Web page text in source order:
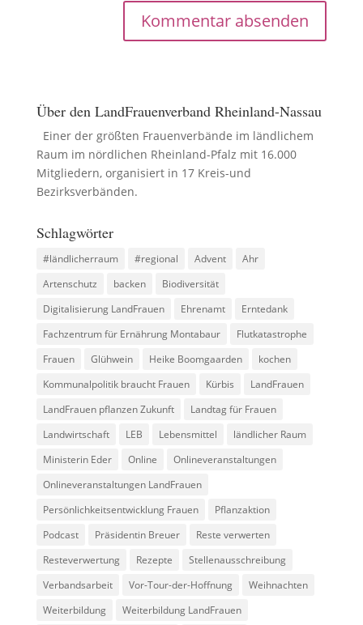
Über den LandFrauenverband Rheinland-Nassau
Einer der größten Frauenverbände im ländlichem
Raum im nördlichen Rheinland-Pfalz mit 16.000
Mitgliedern, organisiert in 17 Kreis-und
Bezirksverbänden.
Schlagwörter
#ländlicherraum #regional Advent
Ahr
Artenschutz
backen
Biodiversität
Digitalisierung LandFrauen
Ehrenamt
Erntedank
Fachzentrum für Ernährung Montabaur
Flutkatastrophe
Frauen
Glühwein Heike Boomgaarden
kochen
Kommunalpolitik braucht Frauen
Kürbis
LandFrauen
LandFrauen pflanzen Zukunft
Landtag für Frauen
Landwirtschaft
LEB Lebensmittel
ländlicher Raum
Ministerin Eder
Online
Onlineveranstaltungen
Onlineveranstaltungen LandFrauen
Persönlichkeitsentwicklung Frauen
Pflanzaktion
Podcast
Präsidentin Breuer
Reste verwerten
Resteverwertung
Rezepte
Stellenausschreibung
Verbandsarbeit
Vor-Tour-der-Hoffnung
Weihnachten
Weiterbildung
Weiterbildung LandFrauen